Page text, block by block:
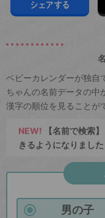
シェアする
ベビーカレンダーが独自
ちゃんの名前データの中
漢字の順位を見ることが
NEW! 【名前で検索
きるようになりました
男の子